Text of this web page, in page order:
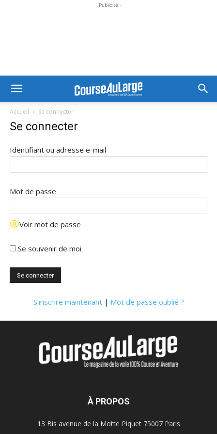
- Publicité -
Accueil Se connecter
Se connecter
Identifiant ou adresse e-mail
Mot de passe
Voir mot de passe
Se souvenir de moi
S’inscrire maintenant| Mot de passe oublié ?
À PROPOS
13 Bis avenue de la Motte Piquet 75007 Paris